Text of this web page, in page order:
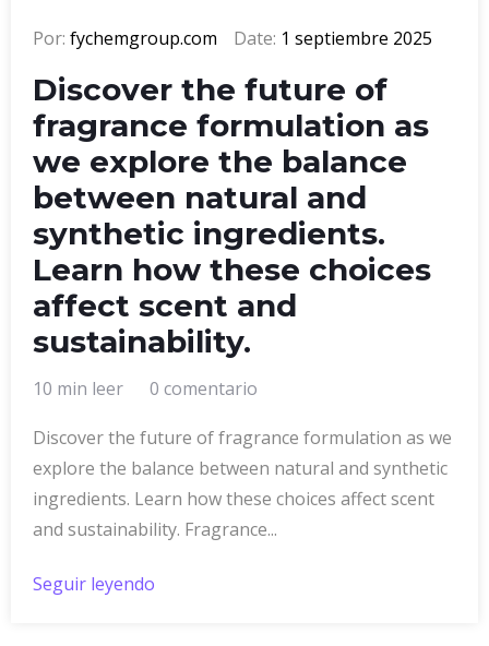
Por: fychemgroup.com Date: 1 septiembre 2025
Discover the future of
fragrance formulation as
we explore the balance
between natural and
synthetic ingredients.
Learn how these choices
affect scent and
sustainability.
10 min leer 0 comentario
Discover the future of fragrance formulation as we
explore the balance between natural and synthetic
ingredients. Learn how these choices affect scent
and sustainability. Fragrance...
Seguir leyendo